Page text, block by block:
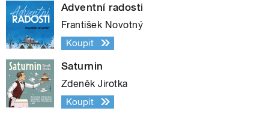
Adventní radosti
František Novotný
Koupit
Saturnin
Zdeněk Jirotka
Koupit